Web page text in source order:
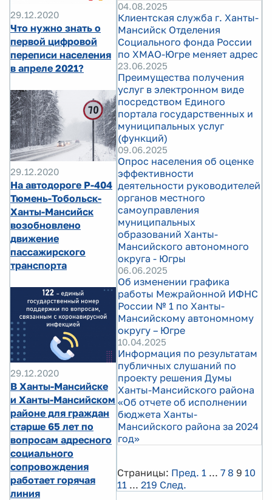
29.12.2020
Что нужно знать о
первой цифровой
переписи населения
в апреле 2021?
29.12.2020
На автодороге Р-404
Тюмень-Тобольск-
Ханты-Мансийск
возобновлено
движение
пассажирского
транспорта
29.12.2020
В Ханты-Мансийске
и Ханты-Мансийском
районе для граждан
старше 65 лет по
вопросам адресного
социального
сопровождения
работает горячая
линия
04.08.2025
Клиентская служба г. Ханты-
Мансийск Отделения
Социального фонда России
по ХМАО-Югре меняет адрес
23.06.2025
Преимущества получения
услуг в электронном виде
посредством Единого
портала государственных и
муниципальных услуг
(функций)
09.06.2025
Опрос населения об оценке
эффективности
деятельности руководителей
органов местного
самоуправления
муниципальных
образований Ханты-
Мансийского автономного
округа - Югры
06.06.2025
Об изменении графика
работы Межрайонной ИФНС
России № 1 по Ханты-
Мансийскому автономному
округу – Югре
10.04.2025
Информация по результатам
публичных слушаний по
проекту решения Думы
Ханты-Мансийского района
«Об отчете об исполнении
бюджета Ханты-
Мансийского района за 2024
год»
Страницы: Пред. 1 ... 7 8 9 10
11 ... 219 След.